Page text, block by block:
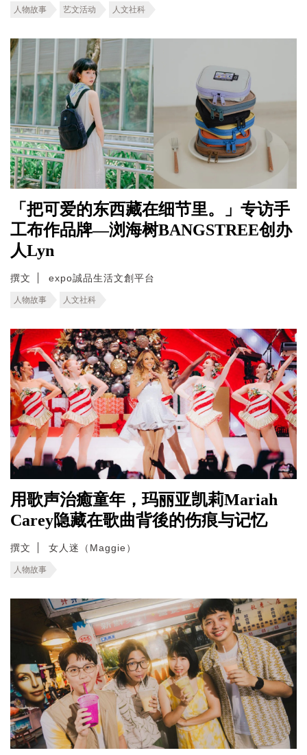
人物故事 艺文活动 人文社科
「把可爱的东西藏在细节里。」专访手
工布作品牌—浏海树BANGSTREE创办
人Lyn
撰文 expo誠品生活文創平台
人物故事 人文社科
用歌声治癒童年，玛丽亚凯莉Mariah
Carey隐藏在歌曲背後的伤痕与记忆
撰文 女人迷（Maggie）
人物故事